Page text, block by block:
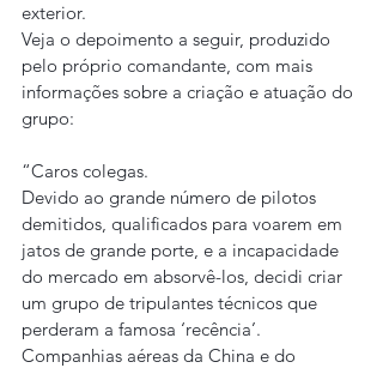
exterior.
Veja o depoimento a seguir, produzido
pelo próprio comandante, com mais
informações sobre a criação e atuação do
grupo:
“Caros colegas.
Devido ao grande número de pilotos
demitidos, qualificados para voarem em
jatos de grande porte, e a incapacidade
do mercado em absorvê-los, decidi criar
um grupo de tripulantes técnicos que
perderam a famosa ‘recência’.
Companhias aéreas da China e do